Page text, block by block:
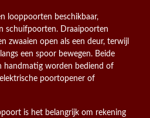
looppoorten beschikbaar,
schuifpoorten. Draaipoorten
zwaaien open als een deur, terwijl
een spoor bewegen. Beide
handmatig worden bediend of
poortopener of
is het belangrijk om rekening